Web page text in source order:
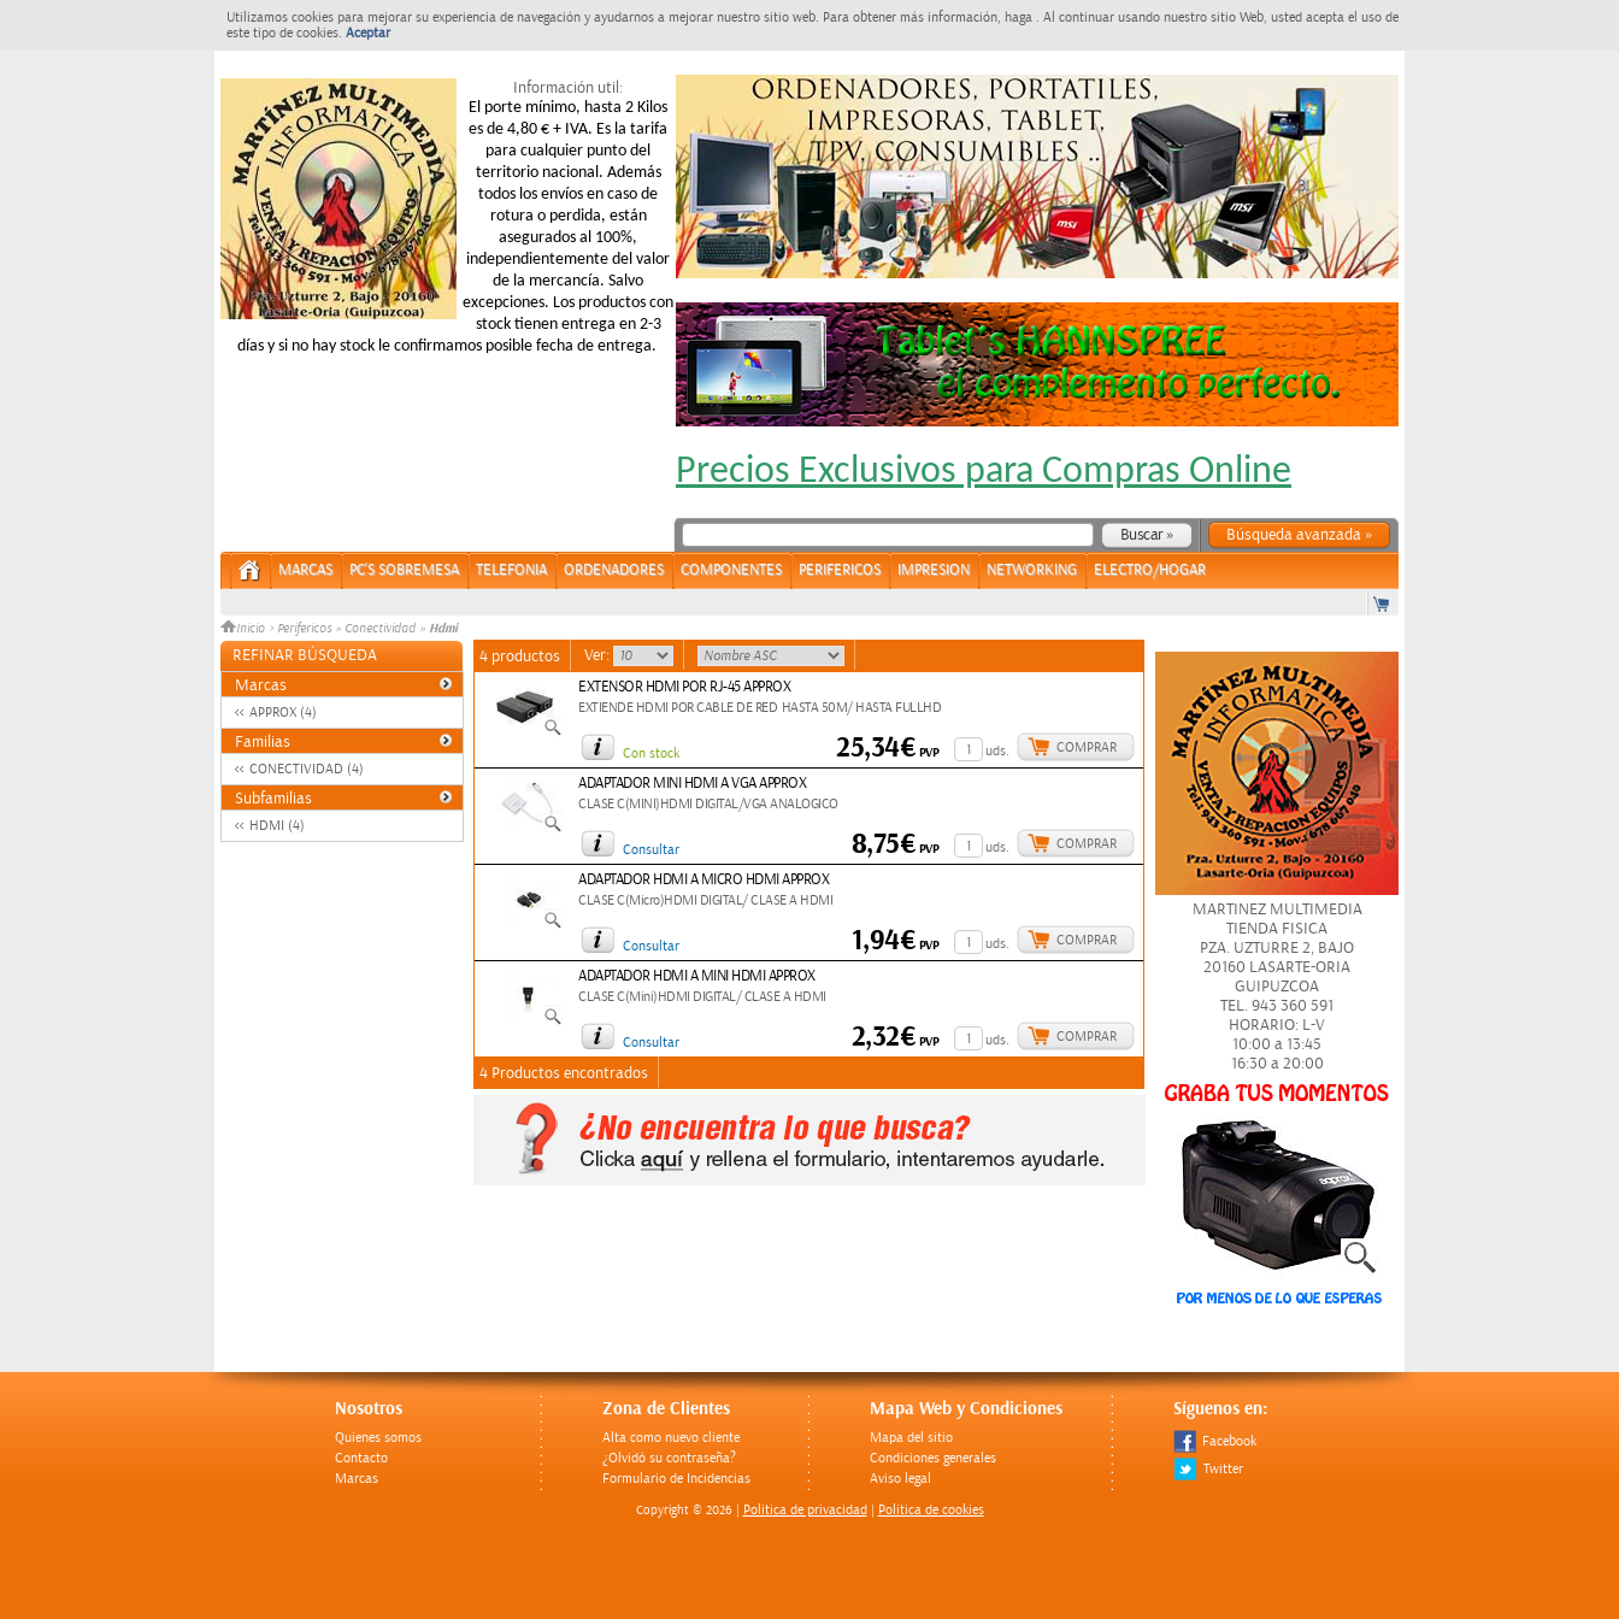
Utilizamos cookies para mejorar su experiencia de navegación y ayudarnos a mejorar nuestro sitio web. Para obtener más información, haga . Al continuar usando nuestro sitio Web, usted acepta el uso de
este tipo de cookies. Aceptar
Información util:
El porte mínimo, hasta 2 Kilos
es de 4,80 € + IVA. Es la tarifa
para cualquier punto del
territorio nacional. Además
todos los envíos en caso de
rotura o perdida, están
asegurados al 100%,
independientemente del valor
de la mercancía. Salvo
excepciones. Los productos con
stock tienen entrega en 2-3
días y si no hay stock le confirmamos posible fecha de entrega.
Precios Exclusivos para Compras Online
Búsqueda avanzada »
MARCAS PC'S SOBREMESA TELEFONIA ORDENADORES COMPONENTES PERIFERICOS IMPRESION NETWORKING ELECTRO/HOGAR
Inicio > Perifericos » Conectividad » Hdmi
REFINAR BÚSQUEDA
Marcas
APPROX (4)
Familias
CONECTIVIDAD (4)
Subfamilias
HDMI (4)
4 productos Ver:
EXTENSOR HDMI POR RJ-45 APPROX
EXTIENDE HDMI POR CABLE DE RED HASTA 50M/ HASTA FULLHD
Con stock uds. COMPRAR
25,34€PVP
ADAPTADOR MINI HDMI A VGA APPROX
CLASE C(MINI)HDMI DIGITAL/VGA ANALOGICO
Consultar uds. COMPRAR
8,75€PVP
ADAPTADOR HDMI A MICRO HDMI APPROX
CLASE C(Micro)HDMI DIGITAL/ CLASE A HDMI
Consultar uds. COMPRAR
1,94€PVP
ADAPTADOR HDMI A MINI HDMI APPROX
CLASE C(Mini)HDMI DIGITAL/ CLASE A HDMI
Consultar uds. COMPRAR
2,32€PVP
4 Productos encontrados
MARTINEZ MULTIMEDIA
TIENDA FISICA
PZA. UZTURRE 2, BAJO
20160 LASARTE-ORIA
GUIPUZCOA
TEL. 943 360 591
HORARIO: L-V
10:00 a 13:45
16:30 a 20:00
Nosotros
Quienes somos
Contacto
Marcas
Zona de Clientes
Alta como nuevo cliente
¿Olvidó su contraseña?
Formulario de Incidencias
Mapa Web y Condiciones
Mapa del sitio
Condiciones generales
Aviso legal
Síguenos en:
Facebook
Twitter
Copyright © 2026 | Politica de privacidad Política de cookies